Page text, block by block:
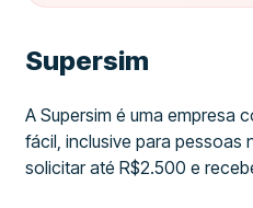
Supersim
A Supersim é uma empresa
fácil, inclusive para pessoas
solicitar até R$2.500 e